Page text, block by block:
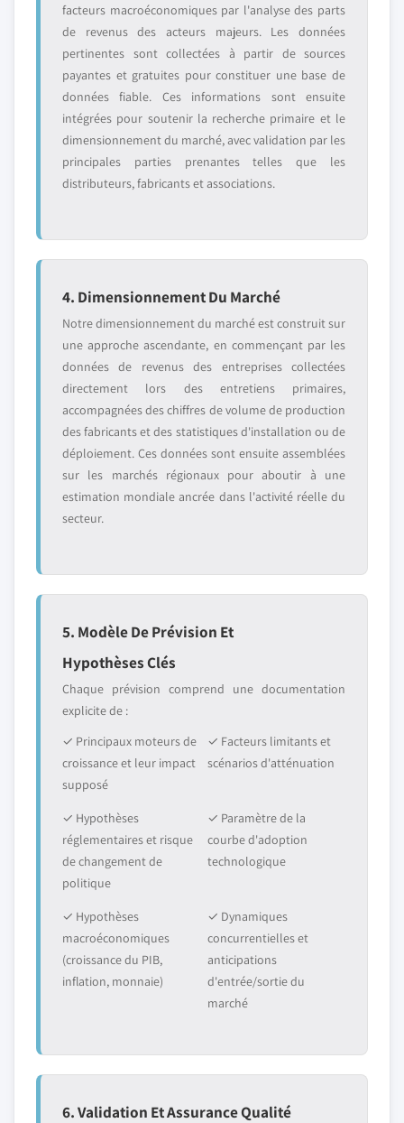
facteurs macroéconomiques par l'analyse des parts
de revenus des acteurs majeurs. Les données
pertinentes sont collectées à partir de sources
payantes et gratuites pour constituer une base de
données fiable. Ces informations sont ensuite
intégrées pour soutenir la recherche primaire et le
dimensionnement du marché, avec validation par les
principales parties prenantes telles que les
distributeurs, fabricants et associations.
4. Dimensionnement Du Marché
Notre dimensionnement du marché est construit sur
une approche ascendante, en commençant par les
données de revenus des entreprises collectées
directement lors des entretiens primaires,
accompagnées des chiffres de volume de production
des fabricants et des statistiques d'installation ou de
déploiement. Ces données sont ensuite assemblées
sur les marchés régionaux pour aboutir à une
estimation mondiale ancrée dans l'activité réelle du
secteur.
5. Modèle De Prévision Et
Hypothèses Clés
Chaque prévision comprend une documentation
explicite de :
✓ Principaux moteurs de
croissance et leur impact
supposé
✓ Facteurs limitants et
scénarios d'atténuation
✓ Hypothèses
réglementaires et risque
de changement de
politique
✓ Paramètre de la
courbe d'adoption
technologique
✓ Hypothèses
macroéconomiques
(croissance du PIB,
inflation, monnaie)
✓ Dynamiques
concurrentielles et
anticipations
d'entrée/sortie du
marché
6. Validation Et Assurance Qualité